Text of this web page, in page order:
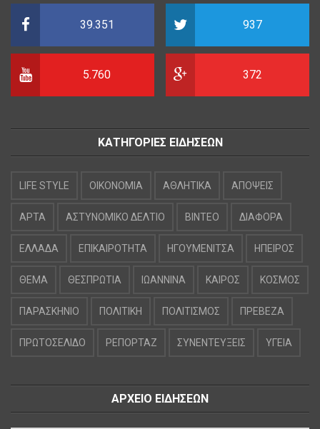
39.351 937
5.760 372
ΚΑΤΗΓΟΡΙΕΣ ΕΙΔΗΣΕΩΝ
LIFE STYLE OIKONOMIA ΑΘΛΗΤΙΚΑ ΑΠΟΨΕΙΣ
ΑΡΤΑ ΑΣΤΥΝΟΜΙΚΟ ΔΕΛΤΙΟ ΒΙΝΤΕΟ ΔΙΑΦΟΡΑ
ΕΛΛΑΔΑ ΕΠΙΚΑΙΡΟΤΗΤΑ ΗΓΟΥΜΕΝΙΤΣΑ ΗΠΕΙΡΟΣ
ΘΕΜΑ ΘΕΣΠΡΩΤΙΑ ΙΩΑΝΝΙΝΑ ΚΑΙΡΟΣ ΚΟΣΜΟΣ
ΠΑΡΑΣΚΗΝΙΟ ΠΟΛΙΤΙΚΗ ΠΟΛΙΤΙΣΜΟΣ ΠΡΕΒΕΖΑ
ΠΡΩΤΟΣΕΛΙΔΟ ΡΕΠΟΡΤΑΖ ΣΥΝΕΝΤΕΥΞΕΙΣ ΥΓΕΙΑ
ΑΡΧΕΙΟ ΕΙΔΗΣΕΩΝ